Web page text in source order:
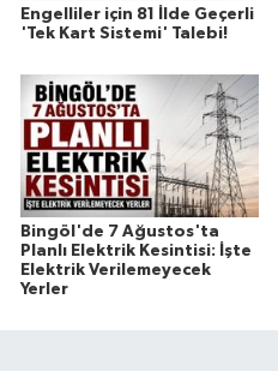
Engelliler için 81 İlde Geçerli
'Tek Kart Sistemi' Talebi!
Bingöl'de 7 Ağustos'ta
Planlı Elektrik Kesintisi: İşte
Elektrik Verilemeyecek
Yerler